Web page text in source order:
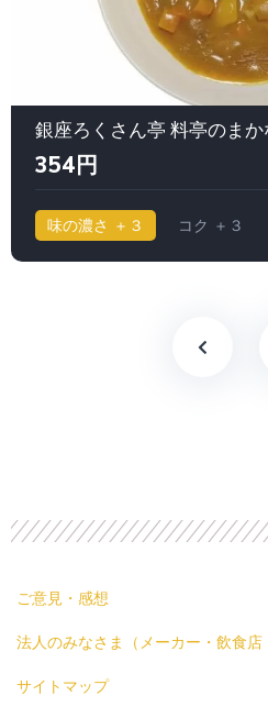
銀座ろくさん亭 料亭のま
354円
味の濃さ ＋３ コク ＋３
ご意見・感想
法人のみなさま（メーカー・飲食店
サイトマップ